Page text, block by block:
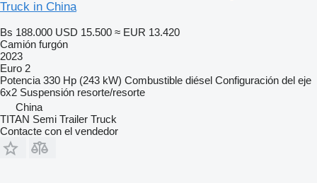
Truck in China
Bs 188.000 USD 15.500 ≈ EUR 13.420
Camión furgón
2023
Euro 2
Potencia 330 Hp (243 kW) Combustible diésel Configuración del eje
6x2 Suspensión resorte/resorte
China
TITAN Semi Trailer Truck
Contacte con el vendedor